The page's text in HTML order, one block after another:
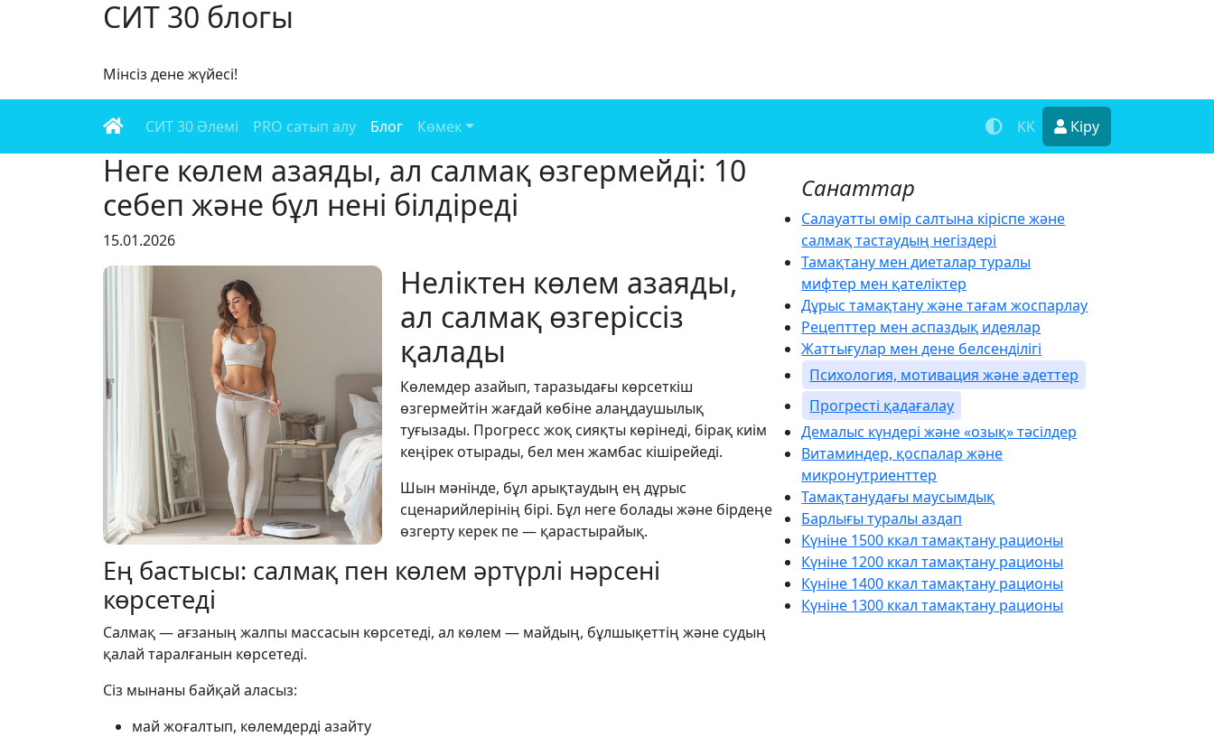
СИТ 30 блогы
Мінсіз дене жүйесі!
СИТ 30 Әлемі PRO сатып алу Блог Көмек KK Кіру
Неге көлем азаяды, ал салмақ өзгермейді: 10
себеп және бұл нені білдіреді
15.01.2026
Неліктен көлем азаяды,
ал салмақ өзгеріссіз
қалады
Көлемдер азайып, таразыдағы көрсеткіш
өзгермейтін жағдай көбіне алаңдаушылық
туғызады. Прогресс жоқ сияқты көрінеді, бірақ киім
кеңірек отырады, бел мен жамбас кішірейеді.
Шын мәнінде, бұл арықтаудың ең дұрыс
сценарийлерінің бірі. Бұл неге болады және бірдеңе
өзгерту керек пе — қарастырайық.
Ең бастысы: салмақ пен көлем әртүрлі нәрсені
көрсетеді
Салмақ — ағзаның жалпы массасын көрсетеді, ал көлем — майдың, бұлшықеттің және судың
қалай таралғанын көрсетеді.
Сіз мынаны байқай аласыз:
май жоғалтып, көлемдерді азайту
Санаттар
Салауатты өмір салтына кіріспе және
салмақ тастаудың негіздері
Тамақтану мен диеталар туралы
мифтер мен қателіктер
Дұрыс тамақтану және тағам жоспарлау
Рецепттер мен аспаздық идеялар
Жаттығулар мен дене белсенділігі
Психология, мотивация және әдеттер
Прогресті қадағалау
Демалыс күндері және «озық» тәсілдер
Витаминдер, қоспалар және
микронутриенттер
Тамақтанудағы маусымдық
Барлығы туралы аздап
Күніне 1500 ккал тамақтану рационы
Күніне 1200 ккал тамақтану рационы
Күніне 1400 ккал тамақтану рационы
Күніне 1300 ккал тамақтану рационы